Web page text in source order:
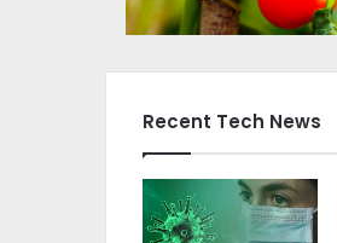
Recent Tech News